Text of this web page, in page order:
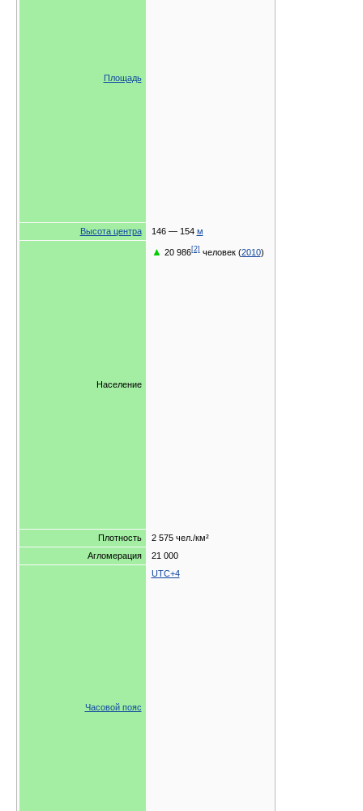
Площадь
Высота центра 146 — 154 м
Население
▲ 20 986[2]человек (2010)
Плотность
2 575 чел./км²
Агломерация
21 000
Часовой пояс
UTC+4